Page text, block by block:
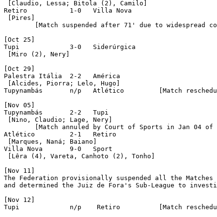
[Claudio, Lessa; Bitola (2), Camilo]
Retiro		 1-0   Villa Nova
[Pires]
[Oct 25]
Tupi		 3-0   Siderúrgica
[Miro (2), Nery]
[Oct 29]
Palestra Itália	 2-2   América
[Alcides, Piorra; Lelo, Hugo]
Tupynambás	 n/p   Atlético		[Match rescheduled sine-die, but not played]
[Nov 05]
Tupynambás	 2-2   Tupi
[Nino, Claudio; Lage, Nery]
Atlético	 2-1   Retiro
[Marques, Naná; Baiano]
Villa Nova	 9-0   Sport
[Lêra (4), Vareta, Canhoto (2), Tonho]
[Nov 11]
The Federation provisionally suspended all the
and determined the Juiz de Fora's Sub-League to
[Nov 12]
Tupi		 n/p	Retiro		[Match rescheduled sine-die, but not played]